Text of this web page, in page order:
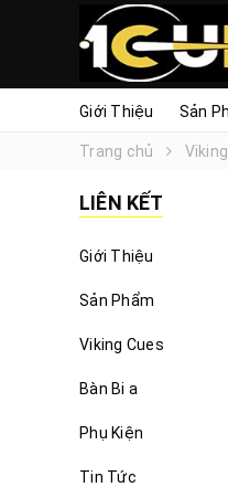
Giới Thiệu Sản
Trang chủ Viking
LIÊN KẾT
Giới Thiệu
Sản Phẩm
Viking Cues
Bàn Bi a
Phụ Kiện
Tin Tức